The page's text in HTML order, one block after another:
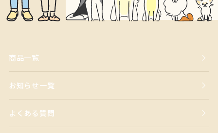
商品一覧
お知らせ一覧
よくある質問